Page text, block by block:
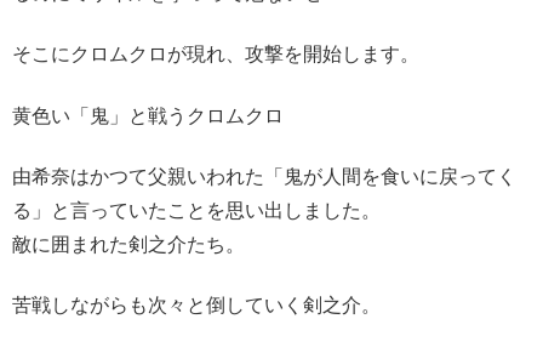
そこにクロムクロが現れ、攻撃を開始します。
黄色い「鬼」と戦うクロムクロ
由希奈はかつて父親いわれた「鬼が人間を食いに戻ってく
る」と言っていたことを思い出しました。
敵に囲まれた剣之介たち。
苦戦しながらも次々と倒していく剣之介。